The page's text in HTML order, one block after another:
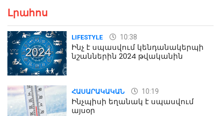
Լրահոս
LIFESTYLE 10:38
Ինչ է սպասվում կենդանակերպի
նշաններին 2024 թվականին
ՀԱՍԱՐԱԿԱԿԱՆ 10:19
Ինչպիսի եղանակ է սպասվում
այսօր